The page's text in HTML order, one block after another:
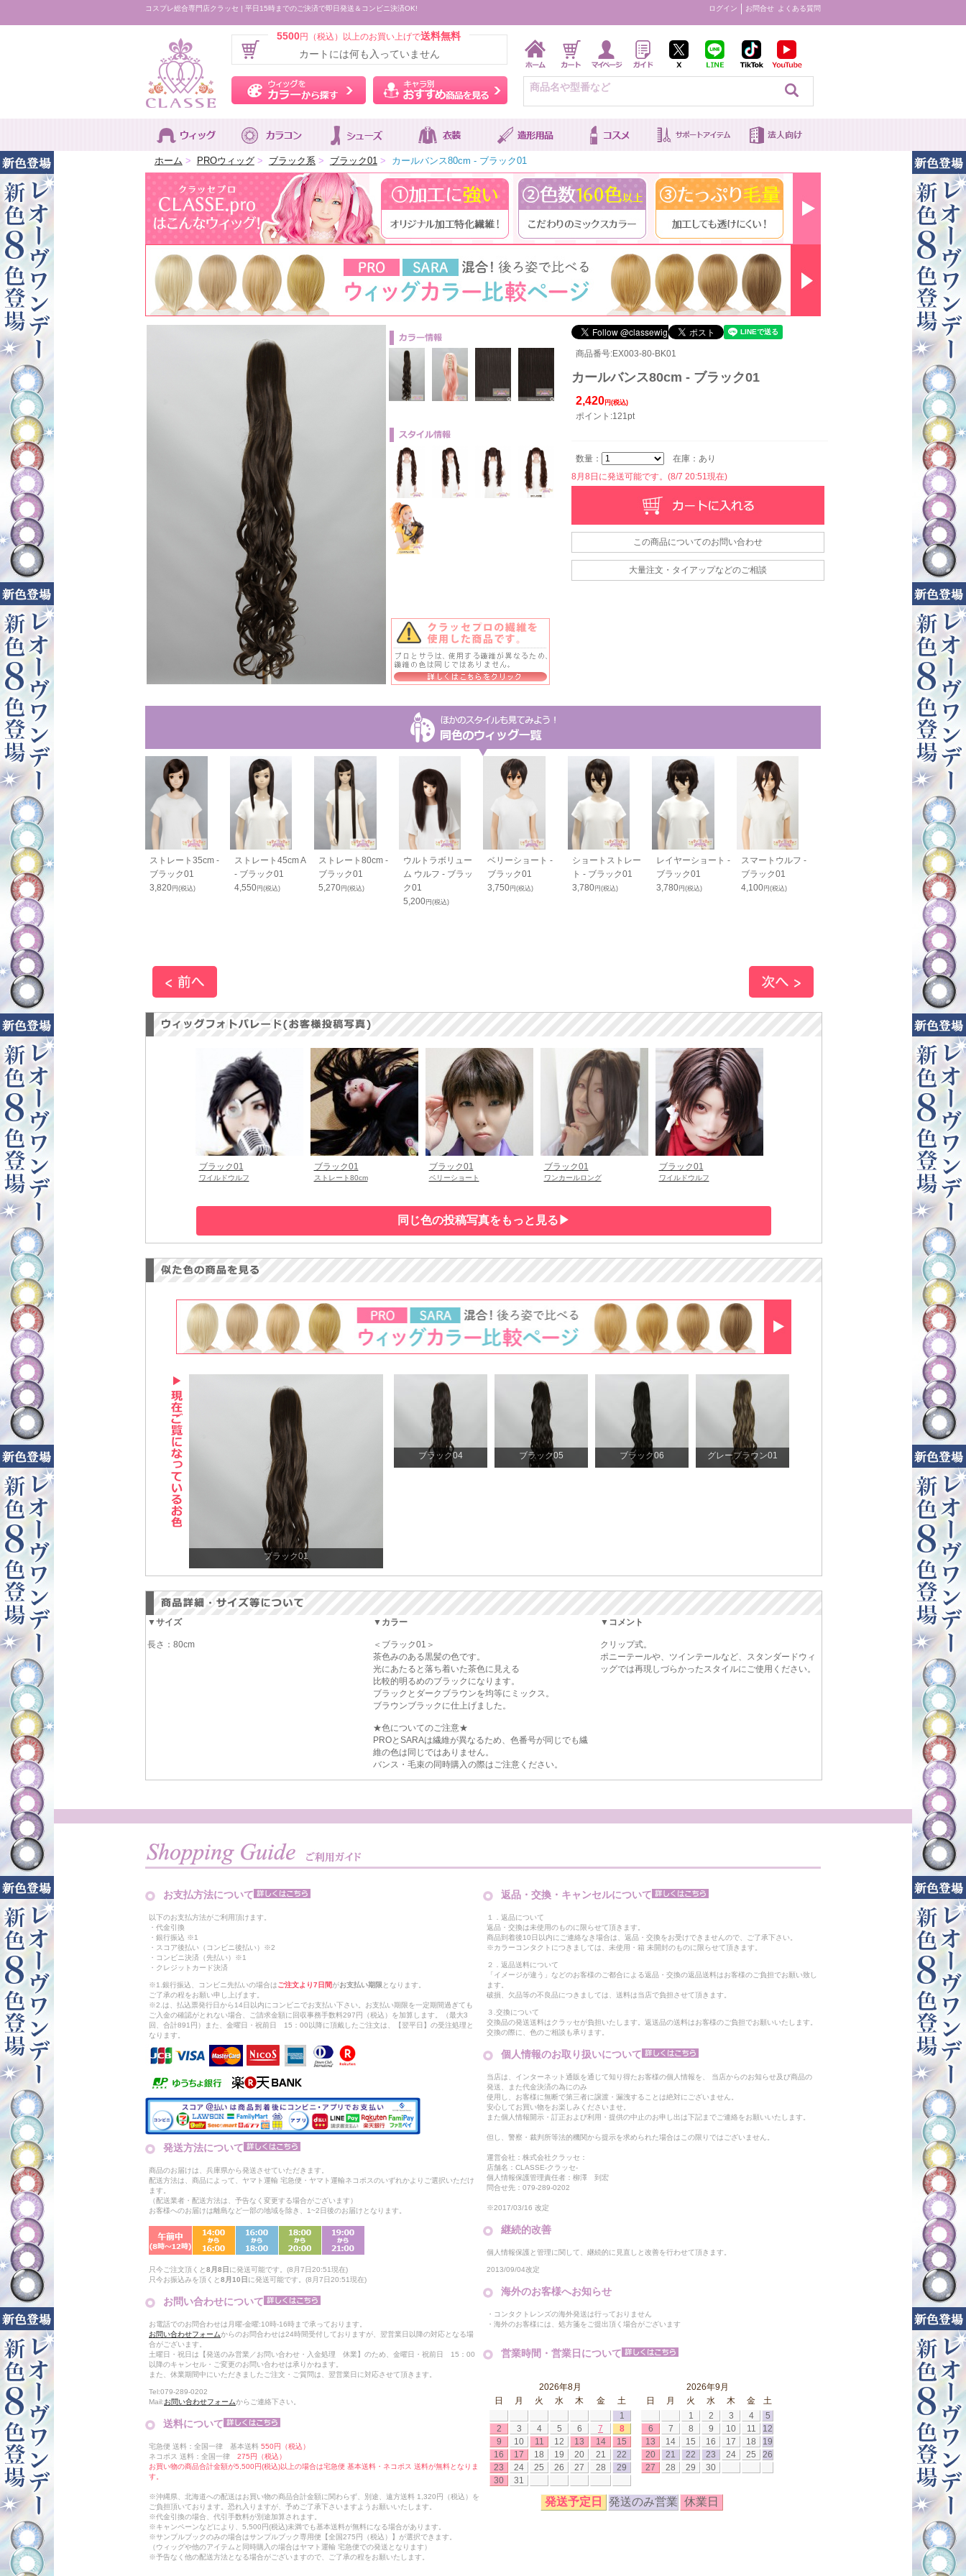
コスプレ総合専門店クラッセ | 平日15時までのご決済で即日発送＆コンビニ決済OK! ログイン お問合せ よくある質問
5500円（税込）以上のお買い上げで送料無料
カートには何も入っていません
ウィッグをカラーから探す キャラ別おすすめ商品を見る
ホーム > PROウィッグ > ブラック系 > ブラック01 > カールバンス80cm - ブラック01
商品番号:EX003-80-BK01
カールバンス80cm - ブラック01
2,420 円(税込)
ポイント:121pt
数量：
在庫：あり
8月8日に発送可能です。(8/7 20:51現在)
この商品についてのお問い合わせ
大量注文・タイアップなどのご相談
- ブラッ
円(税込)
ストレート35cm -
ブラック01
3,820円(税込)
ストレート45cm A
- ブラック01
4,550円(税込)
ストレート80cm -
ブラック01
5,270円(税込)
ウルトラボリュー
ム ウルフ - ブラッ
ク01
5,200円(税込)
ベリーショート -
ブラック01
3,750円(税込)
ショートストレー
ト - ブラック01
3,780円(税込)
レイヤーショート -
ブラック01
3,780円(税込)
スマートウルフ -
ブラック01
4,100円(税込)
ワイルドウル
ブラック01
4,200円(税込)
ブラック01
ワイルドウルフ
ブラック01
ストレート80cm
ブラック01
ベリーショート
ブラック01
ワンカールロング
ブラック01
ワイルドウルフ
ブラック01
ブラック04 ブラック05 ブラック06 グレーブラウン01
▼サイズ
長さ：80cm
▼カラー
＜ブラック01＞
茶色みのある黒髪の色です。
光にあたると落ち着いた茶色に見える
比較的明るめのブラックになります。
ブラックとダークブラウンを均等にミックス。
ブラウンブラックに仕上げました。
★色についてのご注意★
PROとSARAは繊維が異なるため、色番号が同じでも繊
維の色は同じではありません。
バンス・毛束の同時購入の際はご注意ください。
▼コメント
クリップ式。
ポニーテールや、ツインテールなど、スタンダードウィ
ッグでは再現しづらかったスタイルにご使用ください。
お支払方法について
以下のお支払方法がご利用頂けます。
・代金引換
・銀行振込 ※1
・スコア後払い（コンビニ後払い）※2
・コンビニ決済（先払い）※1
・クレジットカード決済
※1.銀行振込、コンビニ先払いの場合はご注文より7日間がお支払い期限 となります。
ご了承の程をお願い申し上げます。
※2.は、払込票発行日から14日以内にコンビニでお支払い下さい。お支払い期限を一定期間過ぎても
ご入金の確認がとれない場合、ご請求金額に回収事務手数料297円（税込）を加算します。（最大3
回、合計891円）また、金曜日・祝前日 15：00以降に頂戴したご注文は、【翌平日】の受注処理と
なります。
発送方法について
商品のお届けは、兵庫県から発送させていただきます。
配送方法は、商品によって、ヤマト運輸 宅急便・ヤマト運輸ネコポスのいずれかよりご選択いただけ
ます。
（配送業者・配送方法は、予告なく変更する場合がございます）
お客様へのお届けは離島など一部の地域を除き、1~2日後のお届けとなります。
只今ご注文頂くと8月8日 に発送可能です。(8月7日20:51現在)
只今お振込みを頂くと8月10日 に発送可能です。(8月7日20:51現在)
お問い合わせについて
お電話でのお問合わせは月曜-金曜:10時-16時まで承っております。
お問い合わせフォームからのお問合わせは24時間受付しておりますが、翌営業日以降の対応となる場
合がございます。
土曜日・祝日は【発送のみ営業／お問い合わせ・入金処理 休業】のため、金曜日・祝前日 15：00
以降のキャンセル・ご変更のお問い合わせは承りかねます。
また、休業期間中にいただきましたご注文・ご質問は、翌営業日に対応させて頂きます。
Tel:079-289-0202
Mail:お問い合わせフォームからご連絡下さい。
送料について
宅急便 送料：全国一律 基本送料 550円（税込）
ネコポス 送料：全国一律 275円（税込）
お買い物の商品合計金額が5,500円(税込)以上の場合は宅急便 基本送料・ネコポス 送料が無料となりま
す。
※沖縄県、北海道への配送はお買い物の商品合計金額に関わらず、別途、遠方送料 1,320円（税込）を
ご負担頂いております。恐れ入りますが、予めご了承下さいますようお願いいたします。
※代金引換の場合、代引手数料が別途加算されます。
※キャンペーンなどにより、5,500円(税込)未満でも基本送料が無料になる場合があります。
※サンプルブックのみの場合はサンプルブック専用便【全国275円（税込）】が選択できます。
（ウィッグや他のアイテムと同時購入の場合はヤマト運輸 宅急便での発送となります）
※予告なく他の配送方法となる場合がございますので、ご了承の程をお願いたします。
返品・交換・キャンセルについて
１．返品について
返品・交換は未使用のものに限らせて頂きます。
商品到着後10日以内にご連絡なき場合は、返品・交換をお受けできませんので、ご了承下さい。
※カラーコンタクトにつきましては、未使用・箱 未開封のものに限らせて頂きます。
２．返品送料について
「イメージが違う」などのお客様のご都合による返品・交換の返品送料はお客様のご負担でお願い致し
ます。
破損、欠品等の不良品につきましては、送料は当店で負担させて頂きます。
３.交換について
交換品の発送送料はクラッセが負担いたします。返送品の送料はお客様のご負担でお願いいたします。
交換の際に、色のご相談も承ります。
個人情報のお取り扱いについて
当店は、インターネット通販を通じて知り得たお客様の個人情報を、 当店からのお知らせ及び商品の
発送、また代金決済の為にのみ
使用し、お客様に無断で第三者に譲渡・漏洩することは絶対にございません。
安心してお買い物をお楽しみくださいませ。
また個人情報開示・訂正および利用・提供の中止のお申し出は下記までご連絡をお願いいたします。
但し、警察・裁判所等法的機関から提示を求められた場合はこの限りではございません。
運営会社：株式会社クラッセ：
店舗名：CLASSE-クラッセ-
個人情報保護管理責任者：柳澤 到宏
問合せ先：079-289-0202
※2017/03/16 改定
継続的改善
個人情報保護と管理に関して、継続的に見直しと改善を行わせて頂きます。
2013/09/04改定
海外のお客様へお知らせ
・コンタクトレンズの海外発送は行っておりません
・海外のお客様には、処方箋をご提出頂く場合がございます
営業時間・営業日について
2026年8月
日
月 火 水 木 金
土
1
2
3 4 5 6 7
8
9
10 11 12 13 14
15
16
17 18 19 20 21
22
23
24 25 26 27 28
29
30
31
2026年9月
日
月 火 水 木 金
土
1
2 3 4
5
6
7 8 9 10 11
12
13
14 15 16 17 18
19
20
21 22 23 24 25
26
27
28 29 30
発送予定日 発送のみ営業 休業日